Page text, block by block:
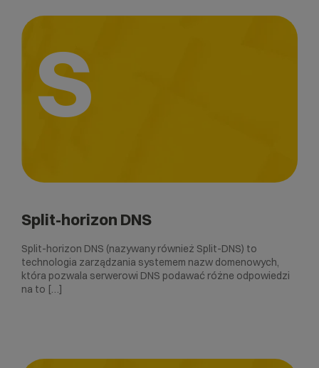
S
Split-horizon DNS
Split-horizon DNS (nazywany również Split-DNS) to
technologia zarządzania systemem nazw domenowych,
która pozwala serwerowi DNS podawać różne odpowiedzi
na to […]